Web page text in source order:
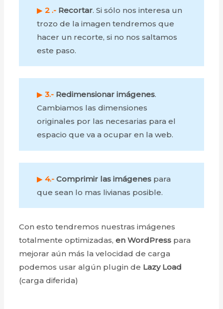
▶ 2 .- Recortar. Si sólo nos interesa un
trozo de la imagen tendremos que
hacer un recorte, si no nos saltamos
este paso.
▶ 3.- Redimensionar imágenes.
Cambiamos las dimensiones
originales por las necesarias para el
espacio que va a ocupar en la web.
▶ 4.- Comprimir las imágenespara
que sean lo mas livianas posible.
Con esto tendremos nuestras imágenes
totalmente optimizadas, en WordPress para
mejorar aún más la velocidad de carga
podemos usar algún plugin de Lazy Load
(carga diferida)